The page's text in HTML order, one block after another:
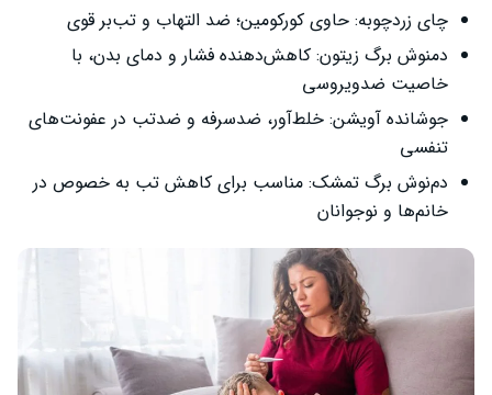
چای زردچوبه: حاوی کورکومین؛ ضد التهاب و تب‌بر قوی
دمنوش برگ زیتون: کاهش‌دهنده فشار و دمای بدن، با
خاصیت ضدویروسی
جوشانده آویشن: خلط‌آور، ضدسرفه و ضدتب در عفونت‌های
تنفسی
دم‌نوش برگ تمشک: مناسب برای کاهش تب به خصوص در
خانم‌ها و نوجوانان